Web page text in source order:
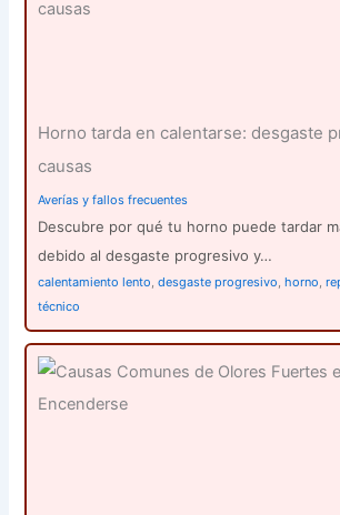
Horno tarda en calentarse: desgaste
causas
Averías y fallos frecuentes
Descubre por qué tu horno puede tardar
debido al desgaste progresivo y…
calentamiento lento ,desgaste progresivo ,horno ,
técnico